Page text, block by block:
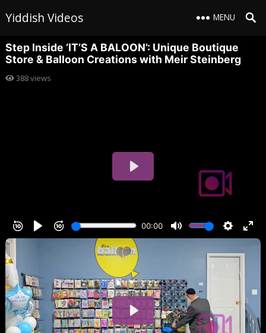
Yiddish Videos MENU
Step Inside ‘IT’S A BALOON’: Unique Boutique
Store & Balloon Creations with Meir Steinberg
388views